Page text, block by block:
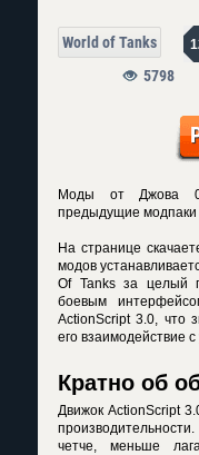
World of Tanks
5798
Моды от Джова
предыдущие модпаки
На странице
модов
Of Tanks за целый
боевым
ActionScript 3.0, что
его взаимодействие
Кратно об
Движок ActionScript
четче, меньше